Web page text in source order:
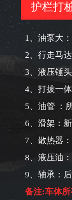
护栏打
1、油泵大
2、行走马
3、液压锤
4、打拔一
5、油管 ：
6、滑架：
7、散热器
8、液压油
9、轴承：
备注:车体所